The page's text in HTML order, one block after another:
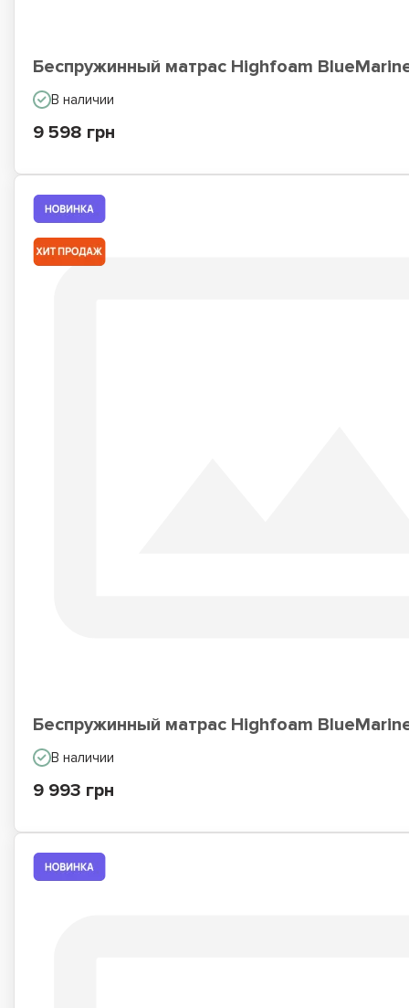
Беспружинный матрас Highfoam
В наличии
9 598 грн
Беспружинный матрас Highfoam
В наличии
9 993 грн